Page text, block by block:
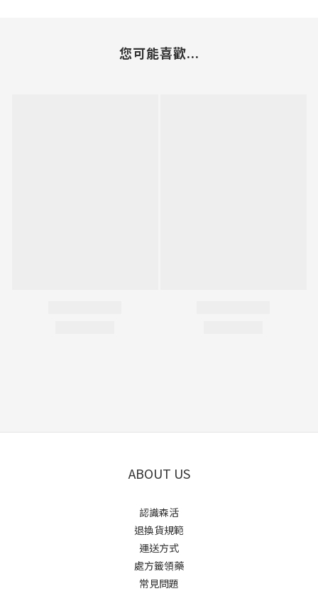
您可能喜歡...
ABOUT US
認識森活
退換貨規範
運送方式
處方籤領藥
常見問題